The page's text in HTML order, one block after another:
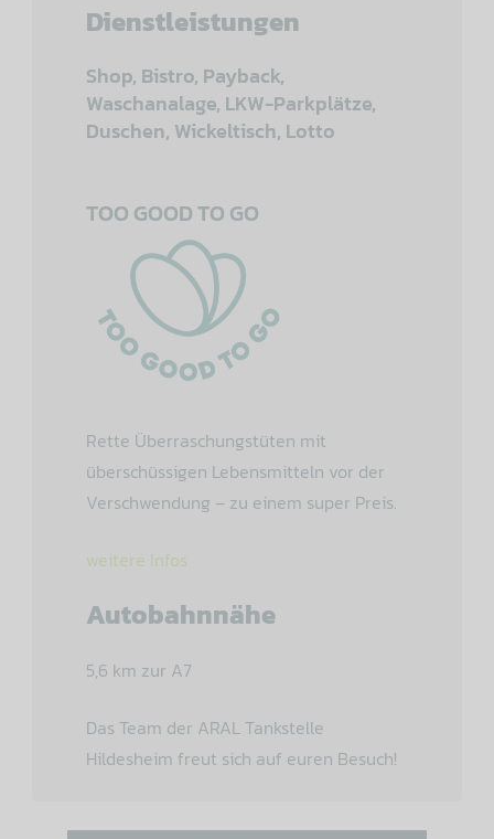
Dienstleistungen
Shop, Bistro, Payback,
Waschanalage, LKW-Parkplätze,
Duschen, Wickeltisch, Lotto
TOO GOOD TO GO
Rette Überraschungstüten mit
überschüssigen Lebensmitteln vor der
Verschwendung – zu einem super Preis.
weitere Infos
Autobahnnähe
5,6 km zur A7
Das Team der ARAL Tankstelle
Hildesheim freut sich auf euren Besuch!